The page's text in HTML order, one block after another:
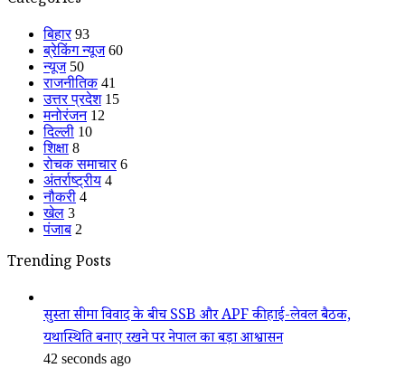
बिहार 93
ब्रेकिंग न्यूज 60
न्यूज 50
राजनीतिक 41
उत्तर प्रदेश 15
मनोरंजन 12
दिल्ली 10
शिक्षा 8
रोचक समाचार 6
अंतर्राष्ट्रीय 4
नौकरी 4
खेल 3
पंजाब 2
Trending Posts
सुस्ता सीमा विवाद के बीच SSB और APF की हाई-लेवल बैठक,
यथास्थिति बनाए रखने पर नेपाल का बड़ा आश्वासन
42 seconds ago